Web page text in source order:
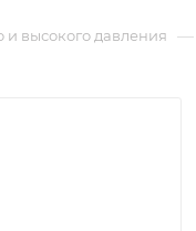
и высокого давления —